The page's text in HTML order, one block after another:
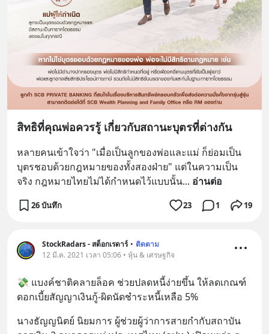
สิทธิที่คุณพ่อควรรู้ เกี่ยวกับสถานะบุตรที่ต่างกัน
หลายคนเข้าใจว่า "เมื่อเป็นลูกของพ่อและแม่ ก็ย่อมเป็น
บุตรชอบด้วยกฎหมายของทั้งสองฝ่าย" แต่ในความเป็น
จริง กฎหมายไทยไม่ได้กำหนดไว้แบบนั้น... อ่านต่อ
26 บันทึก 23 1 19
StockRadars - สต็อกเรดาร์ • ติดตาม
12 มี.ค. 2021 เวลา 05:06 • หุ้น & เศรษฐกิจ
💸 แบงค์ชาติคลายล็อค ช่วยปลดหนี้ง่ายขึ้น ให้ลดเกณฑ์
ดอกเบี้ยสัญญาเงินกู้-ผิดนัดชำระหนี้เหลือ 5%
นางธัญญนิตย์ นิยมการ ผู้ช่วยผู้ว่าการสายกำกับสถาบัน